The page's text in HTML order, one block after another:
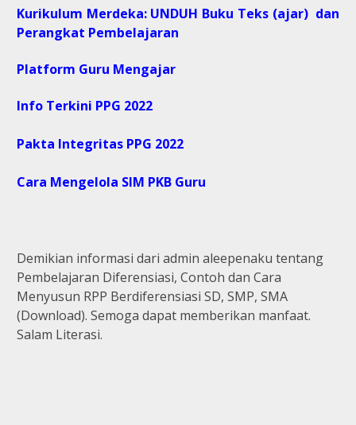
Kurikulum Merdeka: UNDUH Buku Teks (ajar) dan
Perangkat Pembelajaran
Platform Guru Mengajar
Info Terkini PPG 2022
Pakta Integritas PPG 2022
Cara Mengelola SIM PKB Guru
Demikian informasi dari admin aleepenaku tentang
Pembelajaran Diferensiasi, Contoh dan Cara
Menyusun RPP Berdiferensiasi SD, SMP, SMA
(Download). Semoga dapat memberikan manfaat.
Salam Literasi.